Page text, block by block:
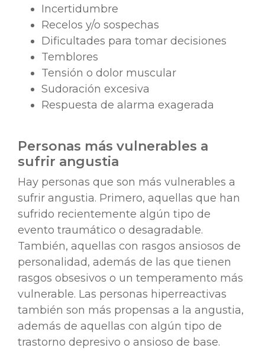
Incertidumbre
Recelos y/o sospechas
Dificultades para tomar decisiones
Temblores
Tensión o dolor muscular
Sudoración excesiva
Respuesta de alarma exagerada
Personas más vulnerables a
sufrir angustia
Hay personas que son más vulnerables a
sufrir angustia. Primero, aquellas que han
sufrido recientemente algún tipo de
evento traumático o desagradable.
También, aquellas con rasgos ansiosos de
personalidad, además de las que tienen
rasgos obsesivos o un temperamento más
vulnerable. Las personas hiperreactivas
también son más propensas a la angustia,
además de aquellas con algún tipo de
trastorno depresivo o ansioso de base.